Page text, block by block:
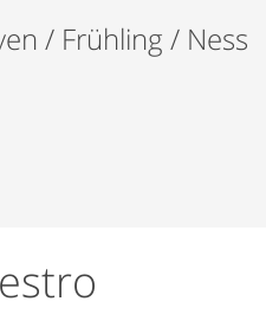
/ Frühling / Ness